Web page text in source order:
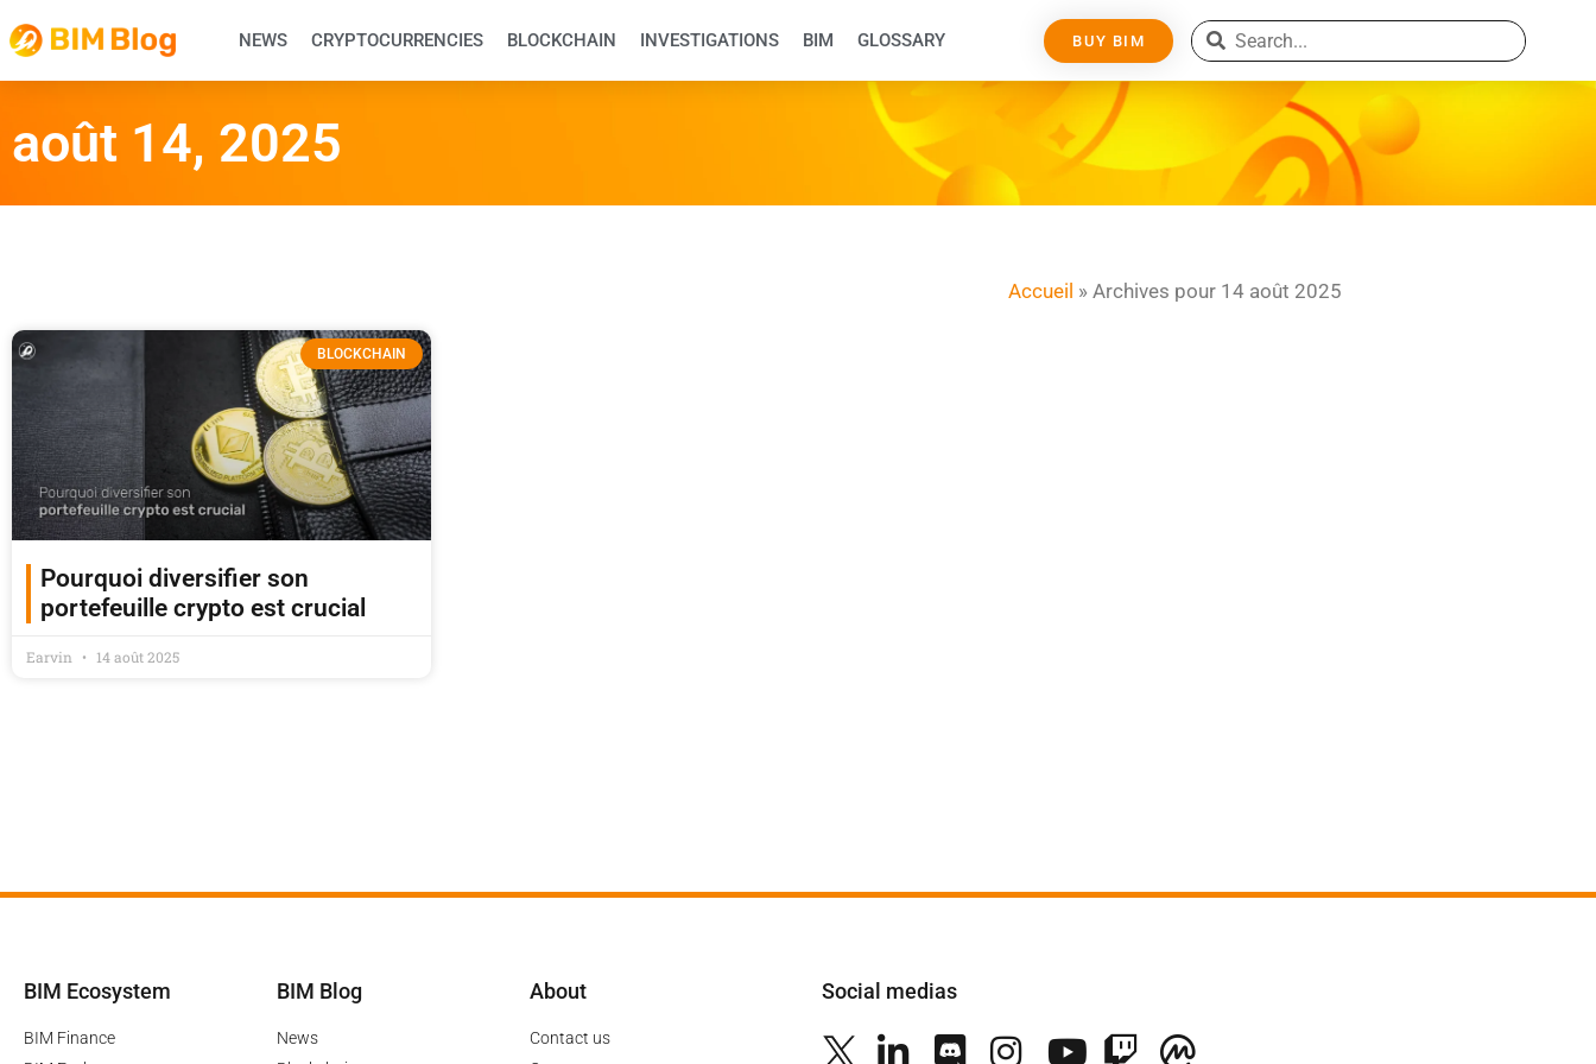
NEWS CRYPTOCURRENCIES BLOCKCHAIN INVESTIGATIONS BIM GLOSSARY BUY BIM
août 14, 2025
Accueil » Archives pour 14 août 2025
BLOCKCHAIN
Pourquoi diversifier son
portefeuille crypto est crucial
Earvin 14 août 2025
BIM Ecosystem
BIM Finance
BIM Blog
News
About
Contact us
Social medias